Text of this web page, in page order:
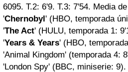
6095. T.2: 6'9. T.3: 7'54. Media
'Chernobyl' (HBO, temporada
'The Act' (HULU, temporada 1:
'Years & Years' (HBO,
'Animal Kingdom' (temporada 4:
'London Spy' (BBC, miniserie: 9).